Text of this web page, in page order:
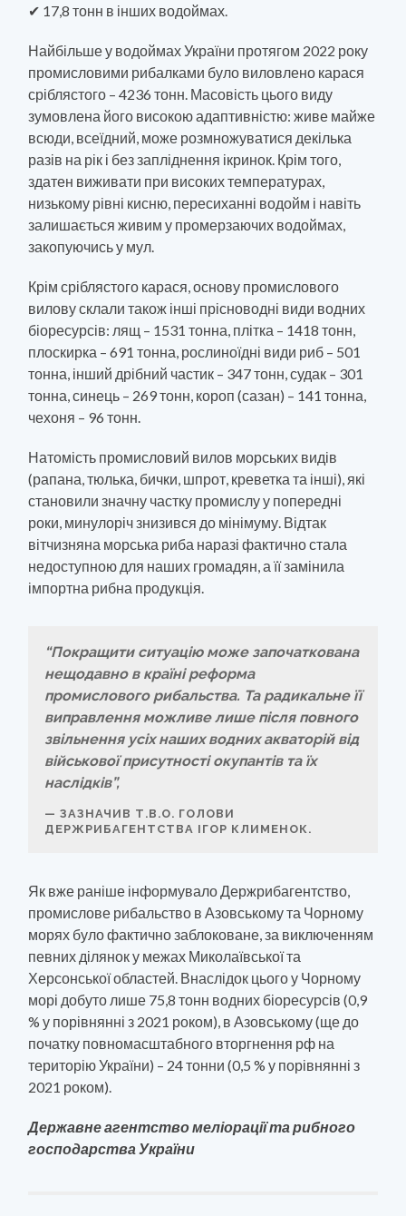
✔ 17,8 тонн в інших водоймах.
Найбільше у водоймах України протягом 2022 року
промисловими рибалками було виловлено карася
сріблястого – 4236 тонн. Масовість цього виду
зумовлена його високою адаптивністю: живе майже
всюди, всеїдний, може розмножуватися декілька
разів на рік і без запліднення ікринок. Крім того,
здатен виживати при високих температурах,
низькому рівні кисню, пересиханні водойм і навіть
залишається живим у промерзаючих водоймах,
закопуючись у мул.
Крім сріблястого карася, основу промислового
вилову склали також інші прісноводні види водних
біоресурсів: лящ – 1531 тонна, плітка – 1418 тонн,
плоскирка – 691 тонна, рослиноїдні види риб – 501
тонна, інший дрібний частик – 347 тонн, судак – 301
тонна, синець – 269 тонн, короп (сазан) – 141 тонна,
чехоня – 96 тонн.
Натомість промисловий вилов морських видів
(рапана, тюлька, бички, шпрот, креветка та інші), які
становили значну частку промислу у попередні
роки, минулоріч знизився до мінімуму. Відтак
вітчизняна морська риба наразі фактично стала
недоступною для наших громадян, а її замінила
імпортна рибна продукція.
“Покращити ситуацію може започаткована
нещодавно в країні реформа
промислового рибальства. Та радикальне її
виправлення можливе лише після повного
звільнення усіх наших водних акваторій від
військової присутності окупантів та їх
наслідків”,
ЗАЗНАЧИВ Т.В.О. ГОЛОВИ
ДЕРЖРИБАГЕНТСТВА ІГОР КЛИМЕНОК.
Як вже раніше інформувало Держрибагентство,
промислове рибальство в Азовському та Чорному
морях було фактично заблоковане, за виключенням
певних ділянок у межах Миколаївської та
Херсонської областей. Внаслідок цього у Чорному
морі добуто лише 75,8 тонн водних біоресурсів (0,9
% у порівнянні з 2021 роком), в Азовському (ще до
початку повномасштабного вторгнення рф на
територію України) – 24 тонни (0,5 % у порівнянні з
2021 роком).
Державне агентство меліорації та рибного
господарства України